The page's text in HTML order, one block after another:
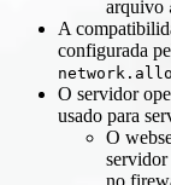
arquivo
A
configurada
O servidor
usado para
O
servidor